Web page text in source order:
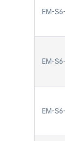
EM-
EM-
EM-